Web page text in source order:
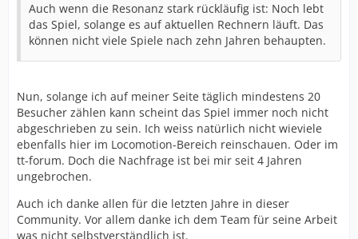
Auch wenn die Resonanz stark rückläufig ist: Noch lebt
das Spiel, solange es auf aktuellen Rechnern läuft. Das
können nicht viele Spiele nach zehn Jahren behaupten.
Nun, solange ich auf meiner Seite täglich mindestens 20
Besucher zählen kann scheint das Spiel immer noch nicht
abgeschrieben zu sein. Ich weiss natürlich nicht wieviele
ebenfalls hier im Locomotion-Bereich reinschauen. Oder im
tt-forum. Doch die Nachfrage ist bei mir seit 4 Jahren
ungebrochen.
Auch ich danke allen für die letzten Jahre in dieser
Community. Vor allem danke ich dem Team für seine Arbeit
was nicht selbstverständlich ist.